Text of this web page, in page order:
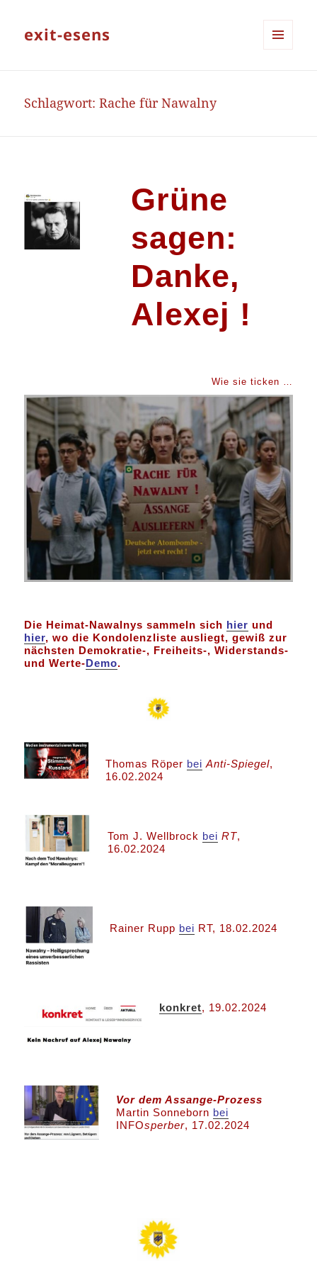
exit-esens
Schlagwort:Rache für Nawalny
Grüne
sagen:
Danke,
Alexej !
Wie sie ticken …
Die Heimat-Nawalnys sammeln sich hier und
hier, wo die Kondolenzliste ausliegt, gewiß zur
nächsten Demokratie-, Freiheits-, Widerstands-
und Werte-Demo.
Thomas Röper bei Anti-Spiegel,
16.02.2024
Tom J. Wellbrock bei RT,
16.02.2024
Rainer Rupp bei RT, 18.02.2024
konkret, 19.02.2024
Vor dem Assange-Prozess
Martin Sonneborn bei
INFOsperber, 17.02.2024